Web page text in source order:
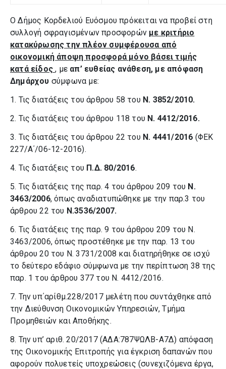
Ο Δήμος Κορδελιού Ευόσμου πρόκειται να προβεί στη
συλλογή σφραγισμένων προσφορών με κριτήριο
κατακύρωσης την πλέον συμφέρουσα από
οικονομική άποψη προσφορά μόνο βάσει τιμής
κατά είδος, με απ’ ευθείας ανάθεση, με απόφαση
Δημάρχου σύμφωνα με:
1. Τις διατάξεις του άρθρου 58 του Ν. 3852/2010.
2. Τις διατάξεις του άρθρου 118 του Ν. 4412/2016.
3. Τις διατάξεις του άρθρου 22 του Ν. 4441/2016 (ΦΕΚ
227/Α΄/06-12-2016).
4. Τις διατάξεις του Π.Δ. 80/2016.
5. Τις διατάξεις της παρ. 4 του άρθρου 209 του Ν.
3463/2006, όπως αναδιατυπώθηκε με την παρ.3 του
άρθρου 22 του Ν.3536/2007.
6. Τις διατάξεις της παρ. 9 του άρθρου 209 του Ν.
3463/2006, όπως προστέθηκε με την παρ. 13 του
άρθρου 20 του Ν. 3731/2008 και διατηρήθηκε σε ισχύ
το δεύτερο εδάφιο σύμφωνα με την περίπτωση 38 της
παρ. 1 του άρθρου 377 του Ν. 4412/2016.
7. Την υπ΄αρίθμ.228/2017 μελέτη που συντάχθηκε από
την Διεύθυνση Οικονομικών Υπηρεσιών, Τμήμα
Προμηθειών και Αποθήκης.
8. Την υπ’ αριθ. 20/2017 (ΑΔΑ:787ΨΩΛΒ-Α7Δ) απόφαση
της Οικονομικής Επιτροπής για έγκριση δαπανών που
αφορούν πολυετείς υποχρεώσεις (συνεχιζόμενα έργα,